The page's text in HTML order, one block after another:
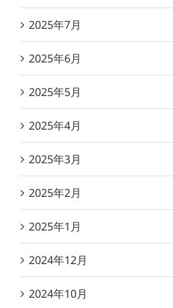
2025年7月
2025年6月
2025年5月
2025年4月
2025年3月
2025年2月
2025年1月
2024年12月
2024年10月